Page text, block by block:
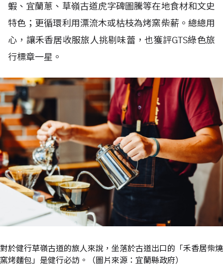
蝦、宜蘭蔥、草嶺古道虎字碑圖騰等在地食材和文史
特色；更循環利用漂流木或枯枝為烤窯柴薪。總總用
心，讓禾香居收服旅人挑剔味蕾，也獲評GTS綠色旅
行標章一星。
對於健行草嶺古道的旅人來說，坐落於古道出口的「禾香居柴燒
窯烤麵包」是健行必訪。（圖片來源：宜蘭縣政府）